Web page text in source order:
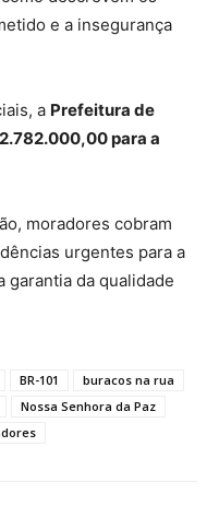
e a insegurança
a Prefeitura de
para a
moradores cobram
urgentes para a
garantia da qualidade
BR-101
buracos na rua
Nossa Senhora da Paz